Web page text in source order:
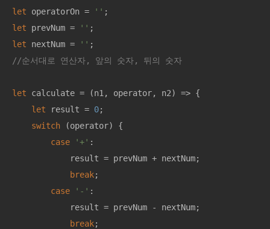
let operatorOn = ''
let prevNum = ''
let nextNum = ''
//순서대로 연산자, 앞의 숫자, 뒤의 숫자
let calculate = (n1, operator, n2) => {
let result = 0;
switch (operator) {
case
'+' :
            result = prevNum + nextNum;
break;
case
'-' :
            result = prevNum - nextNum;
break;